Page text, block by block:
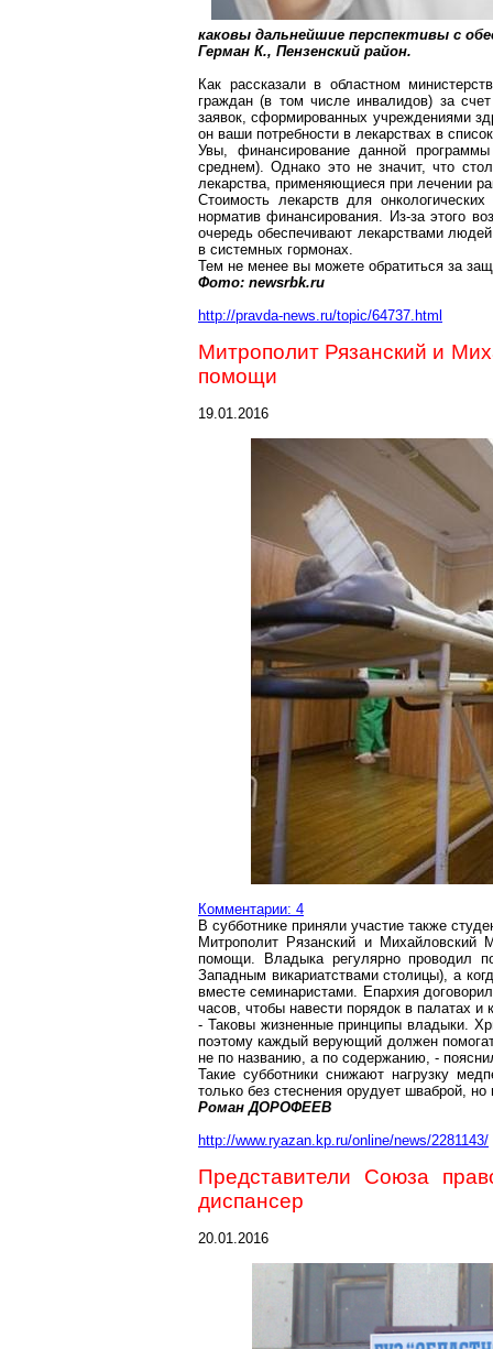
каковы дальнейшие перспективы с
Герман К., Пензенский район.
Как рассказали в областном
граждан (в том числе инвалидов) за
заявок, сформированных учреждениями
он ваши потребности в лекарствах в
Увы, финансирование данной
среднем). Однако это не значит, что
лекарства, применяющиеся при лечении
Стоимость лекарств для
норматив финансирования. Из-за этого
очередь обеспечивают лекарствами
в системных гормонах.
Тем не менее вы можете обратиться за
Фото: newsrbk.ru
http://pravda-news.ru/topic/64737.html
Митрополит Рязанский и
помощи
19.01.2016
Комментарии: 4
В субботнике приняли участие также
Митрополит Рязанский и Михайловский
помощи. Владыка регулярно проводил
Западным викариатствамистолицы), а
вместе семинаристами. Епархия
часов, чтобы навести порядок в палатах и
- Таковы жизненные принципы владыки.
поэтому каждый верующий должен
не по названию, а по содержанию, -
Такие субботники снижают нагрузку
только без стеснения орудует шваброй,
Роман ДОРОФЕЕВ
http://www.ryazan.kp.ru/online/news/2281143/
Представители Союза
диспансер
20.01.2016